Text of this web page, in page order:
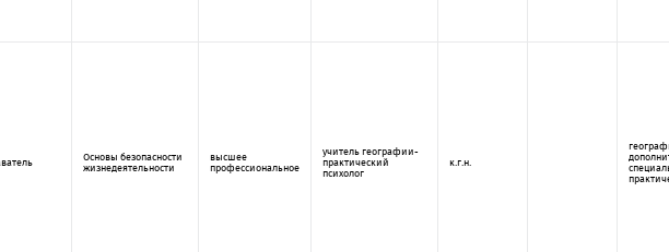
Основы безопасности
жизнедеятельности
высшее
профессиональное
учитель географии-
практический
психолог
к.г.н.